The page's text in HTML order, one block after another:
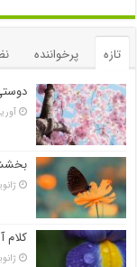
تازه پرخواننده
آوریل
ژانویه
کلام
ژانویه